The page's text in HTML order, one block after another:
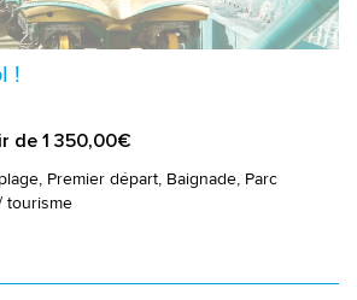
!
de 1 350,00€
Premier départ, Baignade, Parc
tourisme